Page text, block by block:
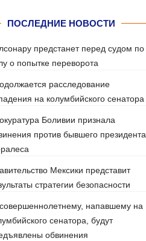
ПОСЛЕДНИЕ НОВОСТИ
предстанет перед судом по
о попытке переворота
расследование
на колумбийского сенатора
Боливии признала
против бывшего президента
Мексики представит
стратегии безопасности
напавшему на
сенатора, будут
обвинения